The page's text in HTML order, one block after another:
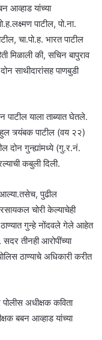
आव्हाड यांच्या
पाटील, पो.ना.
चा.पो.ह. भारत पाटील
मिळाली की, सचिन बापुराव
साथीदारांसह पाणबुडी
पाटील याला ताब्यात घेतले.
त्र्यंबक पाटील (वय २२)
दोन गुन्ह्यांमध्ये (गु.र.नं.
कबुली दिली.
पुढील
चोरी केल्याचेही
ठाण्यात गुन्हे नोंदवले गेले आहेत
तीनही आरोपींच्या
ठाण्याचे अधिकारी करीत
अधीक्षक कविता
बबन आव्हाड यांच्या